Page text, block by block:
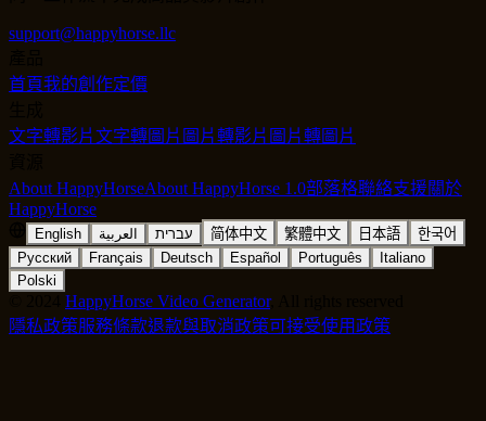
support@happyhorse.llc
首頁我的創作定價
文字轉影片文字轉圖片 圖片轉影片 圖片轉圖片
About HappyHorseAbout HappyHorse 1.0部落格聯絡支援關於
HappyHorse
English العربية עברית 简体中文 繁體中文 日本語
한국어
Русский
Français Deutsch Español Português
Italiano
Polski
HappyHorse Video Generator, All rights reserved
隱私政策服務條款退款與取消政策可接受使用政策